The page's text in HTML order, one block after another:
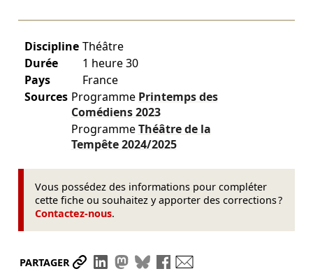
Discipline Théâtre
Durée
1 heure 30
Pays
France
Sources Programme Printemps des
Comédiens2023
ProgrammeThéâtre de la
Tempête2024/2025
Vous possédez des informations pour compléter
cette fiche ou souhaitez y apporter des corrections ?
Contactez-nous.
PARTAGER Partager le lien
Partager sur LinkedIn
Partager sur Mastodon
Partager sur Bluesky
Partager sur Facebook